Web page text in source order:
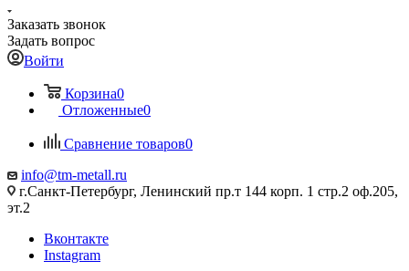
Заказать звонок
Задать вопрос
Войти
Корзина0
Отложенные0
Сравнение товаров0
info@tm-metall.ru
г.Санкт-Петербург, Ленинский пр.т 144 корп. 1 стр.2 оф.205,
эт.2
Вконтакте
Instagram